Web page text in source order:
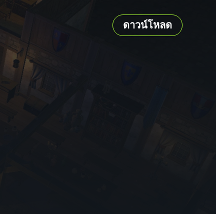
ดาวน์โหลด